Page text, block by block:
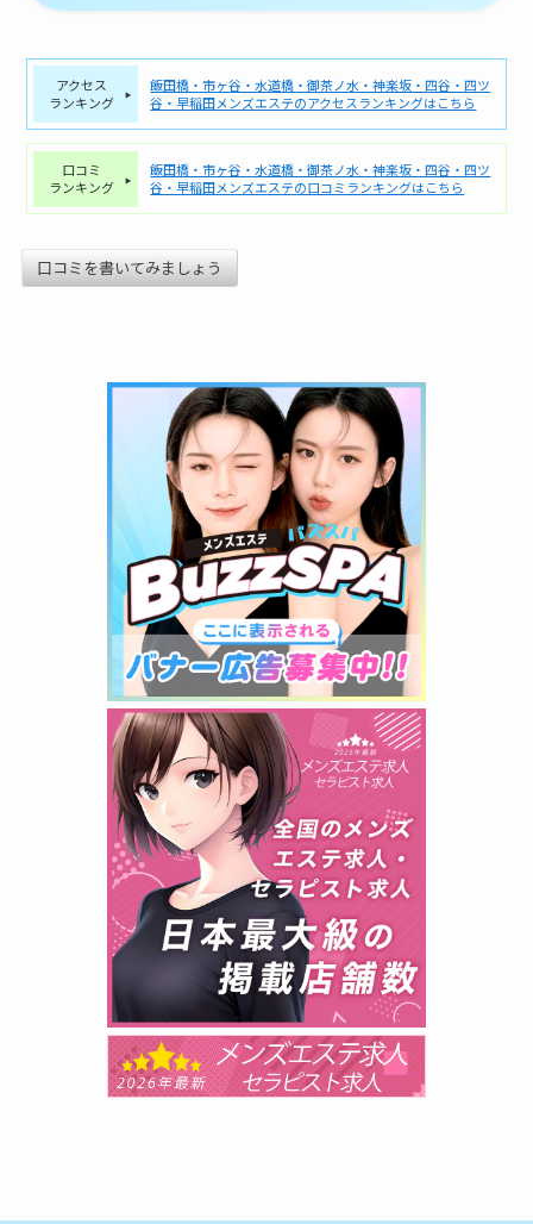
アクセス
ランキング
飯田橋・市ヶ谷・水道橋・御茶ノ水・神楽坂・四谷・四ツ
谷・早稲田メンズエステのアクセスランキングはこちら
口コミ
ランキング
飯田橋・市ヶ谷・水道橋・御茶ノ水・神楽坂・四谷・四ツ
谷・早稲田メンズエステの口コミランキングはこちら
口コミを書いてみましょう